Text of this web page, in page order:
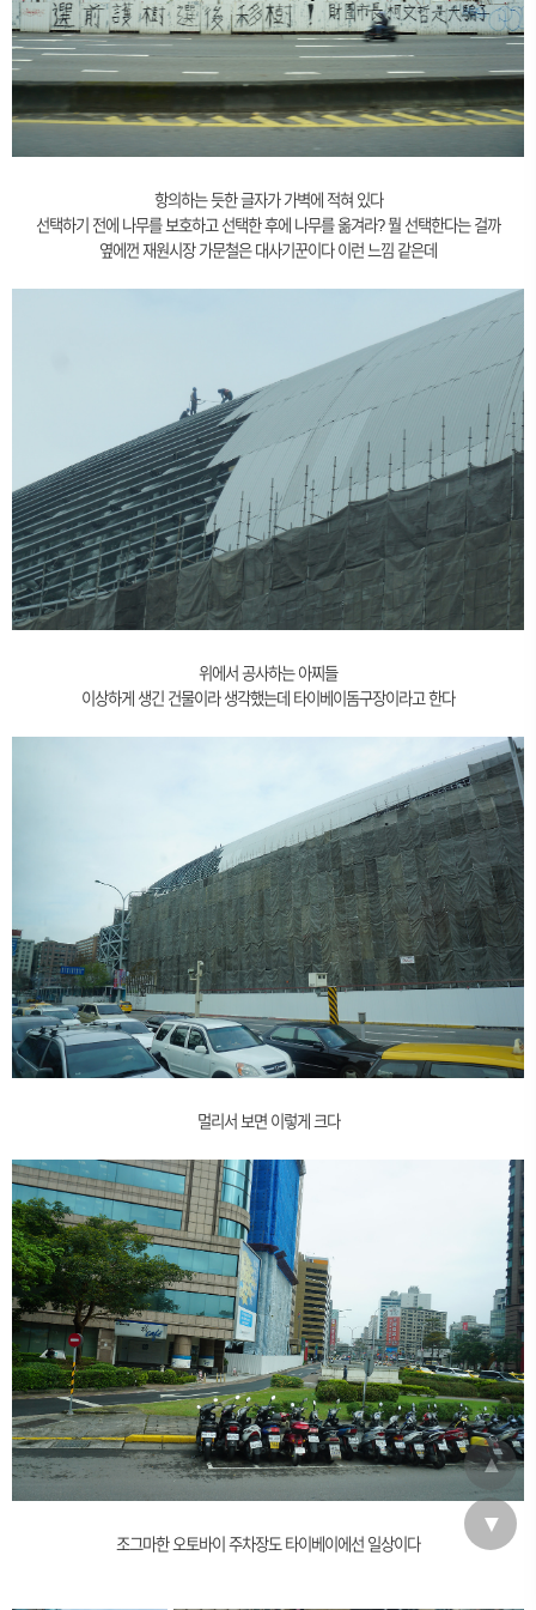
항의하는 듯한 글자가 가벽에 적혀 있다
선택하기 전에 나무를 보호하고 선택한 후에 나무를 옮겨라? 뭘 선택한다는 걸까
옆에껀 재원시장 가문철은 대사기꾼이다 이런 느낌 같은데
위에서 공사하는 아찌들
이상하게 생긴 건물이라 생각했는데 타이베이돔구장이라고 한다
멀리서 보면 이렇게 크다
조그마한 오토바이 주차장도 타이베이에선 일상이다
▲
▼